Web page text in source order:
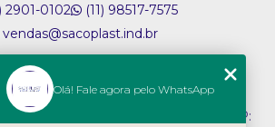
2901-0102
(11) 98517-7575
Endereço
304 - Vila Paiva São Paulo - SP - CEP:
Olá! Fale agora pelo WhatsApp